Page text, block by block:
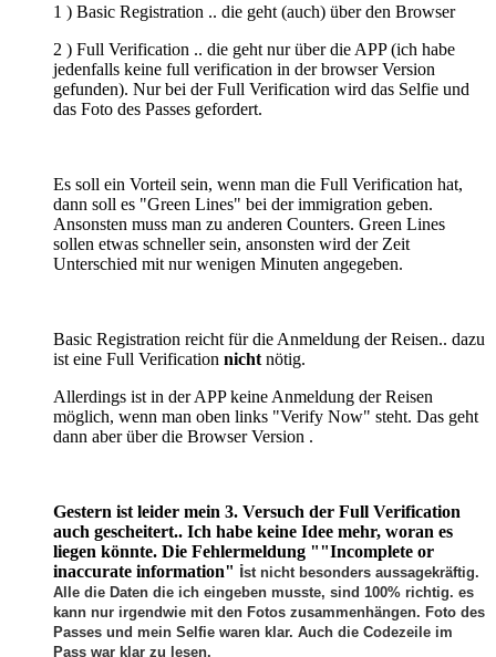
1 ) Basic Registration .. die geht (auch) über den Browser
2 ) Full Verification .. die geht nur über die APP (ich habe
jedenfalls keine full verification in der browser Version
gefunden). Nur bei der Full Verification wird das Selfie und
das Foto des Passes gefordert.
Es soll ein Vorteil sein, wenn man die Full Verification hat,
dann soll es "Green Lines" bei der immigration geben.
Ansonsten muss man zu anderen Counters. Green Lines
sollen etwas schneller sein, ansonsten wird der Zeit
Unterschied mit nur wenigen Minuten angegeben.
Basic Registration reicht für die Anmeldung der Reisen.. dazu
ist eine Full Verification nicht nötig.
Allerdings ist in der APP keine Anmeldung der Reisen
möglich, wenn man oben links "Verify Now" steht. Das geht
dann aber über die Browser Version .
Gestern ist leider mein 3. Versuch der Full Verification
auch gescheitert.. Ich habe keine Idee mehr, woran es
liegen könnte. Die Fehlermeldung ""Incomplete or
inaccurate information" ist nicht besonders aussagekräftig.
Alle die Daten die ich eingeben musste, sind 100% richtig. es
kann nur irgendwie mit den Fotos zusammenhängen. Foto des
Passes und mein Selfie waren klar. Auch die Codezeile im
Pass war klar zu lesen.